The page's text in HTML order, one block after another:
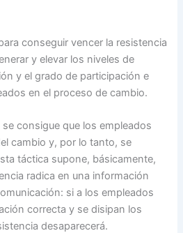
conseguir vencer la resistencia
y elevar los niveles de
y el grado de participación e
en el proceso de cambio.
consigue que los empleados
cambio y, por lo tanto, se
táctica supone, básicamente,
radica en una información
si a los empleados
correcta y se disipan los
desaparecerá.